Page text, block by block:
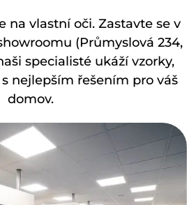
na vlastní oči. Zastavte se v
(Průmyslová 234,
specialisté ukáží vzorky,
nejlepším řešením pro váš
domov.